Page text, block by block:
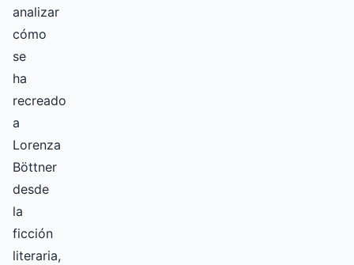
analizar
cómo
se
ha
recreado
a
Lorenza
Böttner
desde
la
ficción
literaria,